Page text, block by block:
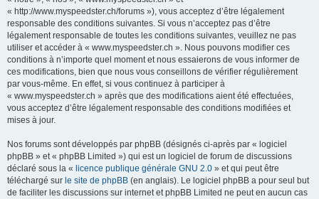
« http://www.myspeedster.ch/forums »), vous acceptez d’être légalement
responsable des conditions suivantes. Si vous n’acceptez pas d’être
légalement responsable de toutes les conditions suivantes, veuillez ne pas
utiliser et accéder à « www.myspeedster.ch ». Nous pouvons modifier ces
conditions à n’importe quel moment et nous essaierons de vous informer de
ces modifications, bien que nous vous conseillons de vérifier régulièrement
par vous-même. En effet, si vous continuez à participer à
« www.myspeedster.ch » après que des modifications aient été effectuées,
vous acceptez d’être légalement responsable des conditions modifiées et
mises à jour.
Nos forums sont développés par phpBB (désignés ci-après par « logiciel
phpBB » et « phpBB Limited ») qui est un logiciel de forum de discussions
déclaré sous la « licence publique générale GNU 2.0 » et qui peut être
téléchargé sur le site de phpBB (en anglais). Le logiciel phpBB a pour seul but
de faciliter les discussions sur internet et phpBB Limited ne peut en aucun cas